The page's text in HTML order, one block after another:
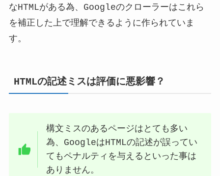
なHTMLがある為、Googleのクローラーはこれら
を補正した上で理解できるように作られていま
す。
HTMLの記述ミスは評価に悪影響？
構文ミスのあるページはとても多い
為、GoogleはHTMLの記述が誤ってい
てもペナルティを与えるといった事は
ありません。